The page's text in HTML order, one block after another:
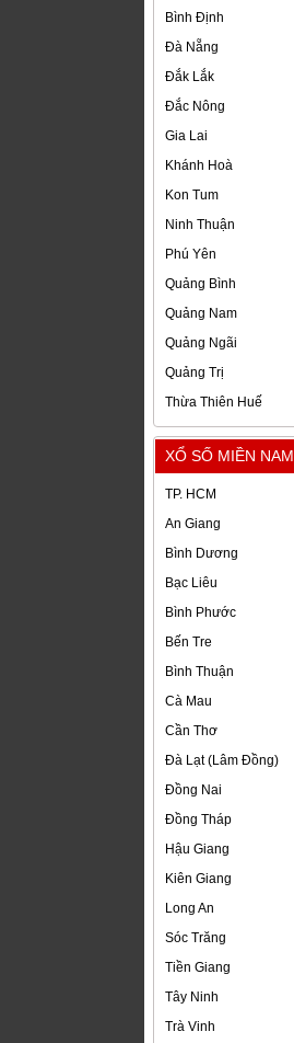
Bình Định
Đà Nẵng
Đắk Lắk
Đắc Nông
Gia Lai
Khánh Hoà
Kon Tum
Ninh Thuận
Phú Yên
Quảng Bình
Quảng Nam
Quảng Ngãi
Quảng Trị
Thừa Thiên Huế
XỔ SỐ MIỀN NAM
TP. HCM
An Giang
Bình Dương
Bạc Liêu
Bình Phước
Bến Tre
Bình Thuận
Cà Mau
Cần Thơ
Đà Lạt (Lâm Đồng)
Đồng Nai
Đồng Tháp
Hậu Giang
Kiên Giang
Long An
Sóc Trăng
Tiền Giang
Tây Ninh
Trà Vinh